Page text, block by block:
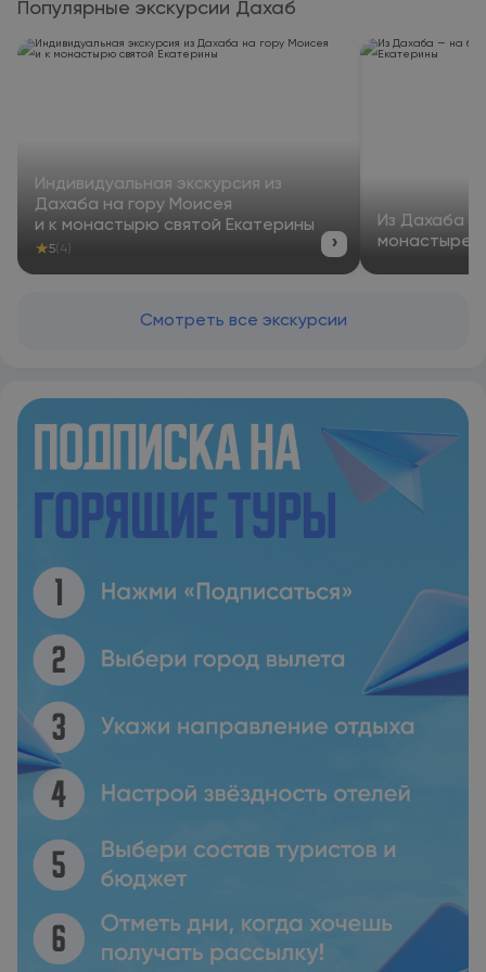
Популярные экскурсии Дахаб
Индивидуальная экскурсия из
Дахаба на гору Моисея
и к монастырю святой Екатерины
★5(4) ›
Из Дахаба —
монастыре
Смотреть все экскурсии